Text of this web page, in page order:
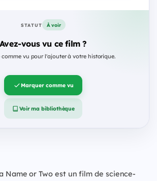
STATUT À voir
Avez-vous vu ce film ?
comme vu pour l'ajouter à votre historique.
Marquer comme vu
Voir ma bibliothèque
Name or Two est un film de science-